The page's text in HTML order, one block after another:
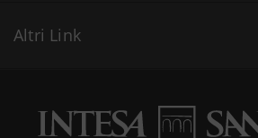
Altri Link